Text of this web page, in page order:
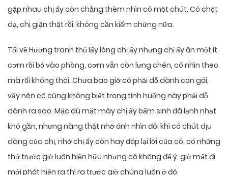
gặp nhau chị ấy còn chẳng thèm nhìn cô một chút. Cô chột
dạ, chị giận thật rồi, không cần kiểm chứng nữa.
Tối về Hương tranh thủ lấy lòng chị ấy nhưng chị ấy ăn một ít
cơm rồi bỏ vào phòng, cơm vẫn còn lưng chén, cô nhìn theo
mà rối không thôi. Chưa bao giờ cô phải dỗ dành con gái,
vậy nên cô cũng không biết trong tình huống này phải dỗ
dành ra sao. Mặc dù mặt mày chị ấy bẩm sinh đã lạnh nhạt
khó gần, nhưng nàng thật nhớ ánh nhìn đôi khi có chút dịu
dàng của chị, nhớ chị ấy còn hay đáp lại lời của cô, có những
thứ trước giờ luôn hiện hữu nhưng cô không để ý, giờ mất đi
mới phát hiện ra thì ra trước giờ chúng luôn ở đó.